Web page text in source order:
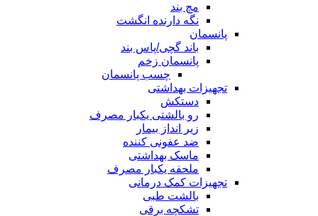
مچ بند
نگه دارنده انگشت
پانسمان
باند گچی/پاس بند
پانسمان زخم
چسب پانسمان
تجهیزات بهداشتی
دستکش
رو بالشتی یکبار مصرف
زیر انداز بیمار
ضد عفونی کننده
ماسک بهداشتی
ملحفه یکبار مصرف
تجهیزات کمک درمانی
بالشت طبی
تشکچه برقی